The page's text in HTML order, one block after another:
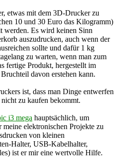
etwas mit dem 3D-Drucker zu
10 und 30 Euro das Kilogramm)
werden. Es wird keinen Sinn
auszudrucken, auch wenn der
sollte und dafür 1 kg
zu warten, wenn man zum
fertige Produkt, hergestellt im
davon erstehen kann.
ist, dass man Dinge entwerfen
zu kaufen bekommt.
i3 mega hauptsächlich, um
meine elektronischen Projekte zu
von kleinen
Halter, USB-Kabelhalter,
ist er mir eine wertvolle Hilfe.